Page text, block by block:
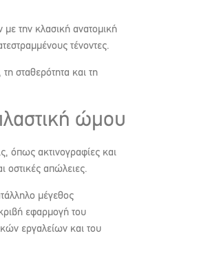
την κλασική ανατομική
τένοντες.
σταθερότητα και τη
ώμου
όπως ακτινογραφίες και
οστικές απώλειες.
μέγεθος
εφαρμογή του
εργαλείων και του